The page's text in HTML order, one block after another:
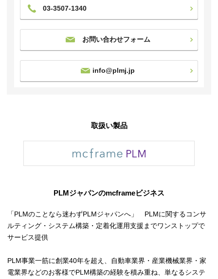
03-3507-1340
お問い合わせフォーム
info@plmj.jp
取扱い製品
PLMジャパンのmcframeビジネス
「PLMのことなら迷わずPLMジャパンへ」 PLMに関するコンサ
ルティング・システム構築・定着化運用支援までワンストップで
サービス提供
PLM事業一筋に創業40年を超え、自動車業界・産業機械業界・家
電業界などのお客様でPLM構築の経験を積み重ね、単なるシステ